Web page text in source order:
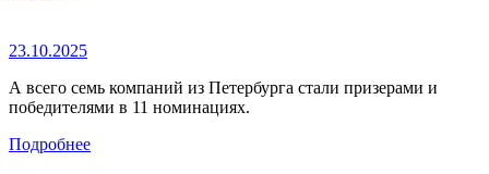
23.10.2025
А всего семь компаний из Петербурга стали призерами и
победителями в 11 номинациях.
Подробнее